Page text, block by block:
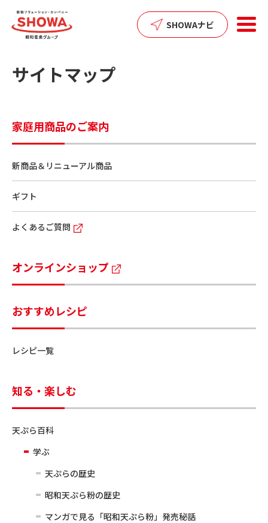
SHOWAナビ
サイトマップ
家庭用商品のご案内
新商品＆リニューアル商品
ギフト
よくあるご質問
オンラインショップ
おすすめレシピ
レシピ一覧
知る・楽しむ
天ぷら百科
学ぶ
天ぷらの歴史
昭和天ぷら粉の歴史
マンガで見る「昭和天ぷら粉」発売秘話